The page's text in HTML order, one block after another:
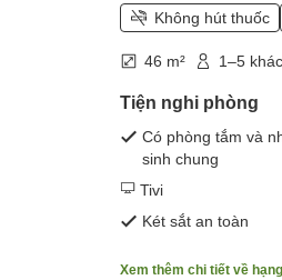
Không hút thuốc
46 m² 1–5
Tiện nghi phòng
Có phòng tắm và
sinh chung
Tivi
Két sắt an toàn
Xem thêm chi tiết về